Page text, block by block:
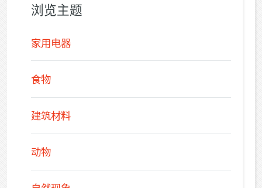
浏览主题
家用电器
食物
建筑材料
动物